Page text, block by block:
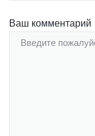
Ваш комментарий